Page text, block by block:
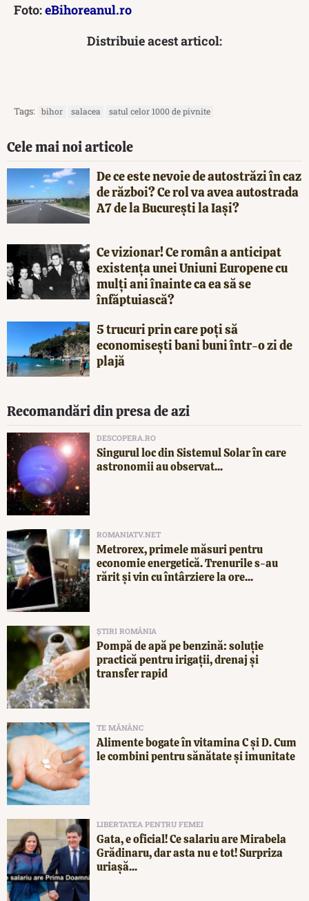
Foto:eBihoreanul.ro
Distribuie acest articol:
Tags: bihor salacea satul celor 1000 de pivnite
Cele mai noi articole
De ce este nevoie de autostrăzi în caz
de război? Ce rol va avea autostrada
A7 de la București la Iași?
Ce vizionar! Ce român a anticipat
existența unei Uniuni Europene cu
mulți ani înainte ca ea să se
înfăptuiască?
5 trucuri prin care poți să
economisești bani buni într-o zi de
plajă
Recomandări din presa de azi
DESCOPERA.RO
Singurul loc din Sistemul Solar în care
astronomii au observat...
ROMANIATV.NET
Metrorex, primele măsuri pentru
economie energetică. Trenurile s-au
rărit și vin cu întârziere la ore...
ȘTIRI ROMÂNIA
Pompă de apă pe benzină: soluție
practică pentru irigații, drenaj și
transfer rapid
TE MĂNÂNC
Alimente bogate în vitamina C și D. Cum
le combini pentru sănătate și imunitate
LIBERTATEA PENTRU FEMEI
Gata, e oficial! Ce salariu are Mirabela
Grădinaru, dar asta nu e tot! Surpriza
uriașă...